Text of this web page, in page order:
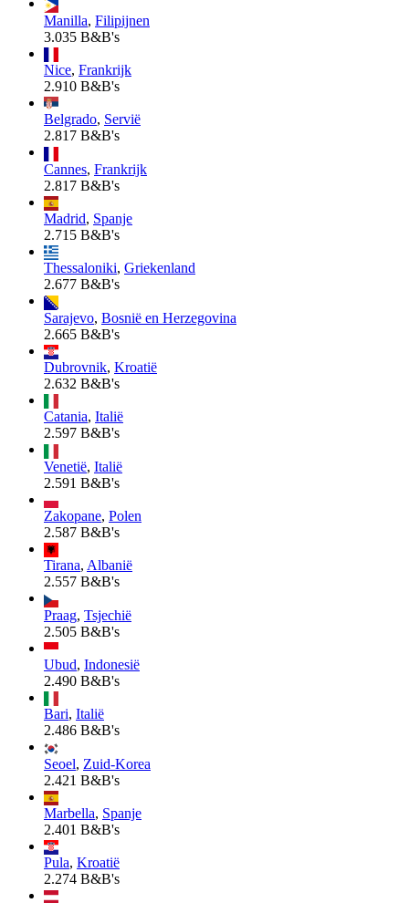
Manilla, Filipijnen
3.035 B&B's
Nice, Frankrijk
2.910 B&B's
Belgrado, Servië
2.817 B&B's
Cannes, Frankrijk
2.817 B&B's
Madrid, Spanje
2.715 B&B's
Thessaloniki, Griekenland
2.677 B&B's
Sarajevo, Bosnië en Herzegovina
2.665 B&B's
Dubrovnik, Kroatië
2.632 B&B's
Catania, Italië
2.597 B&B's
Venetië, Italië
2.591 B&B's
Zakopane, Polen
2.587 B&B's
Tirana, Albanië
2.557 B&B's
Praag, Tsjechië
2.505 B&B's
Ubud, Indonesië
2.490 B&B's
Bari, Italië
2.486 B&B's
Seoel, Zuid-Korea
2.421 B&B's
Marbella, Spanje
2.401 B&B's
Pula, Kroatië
2.274 B&B's